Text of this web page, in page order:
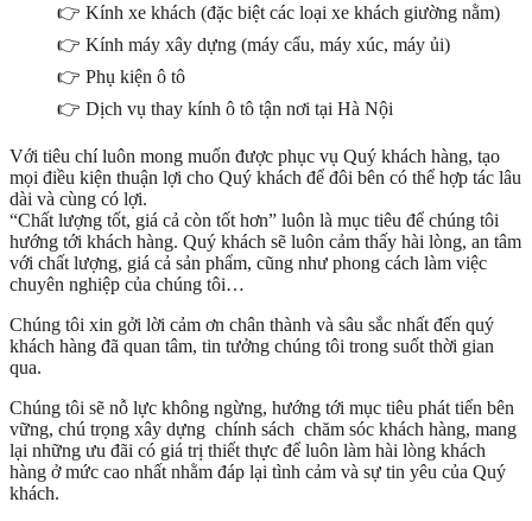
👉 Kính xe khách (đặc biệt các loại xe khách giường nằm)
👉 Kính máy xây dựng (máy cẩu, máy xúc, máy ủi)
👉 Phụ kiện ô tô
👉 Dịch vụ thay kính ô tô tận nơi tại Hà Nội
Với tiêu chí luôn mong muốn được phục vụ Quý khách hàng, tạo
mọi điều kiện thuận lợi cho Quý khách để đôi bên có thể hợp tác lâu
dài và cùng có lợi.
“Chất lượng tốt, giá cả còn tốt hơn” luôn là mục tiêu để chúng tôi
hướng tới khách hàng. Quý khách sẽ luôn cảm thấy hài lòng, an tâm
với chất lượng, giá cả sản phẩm, cũng như phong cách làm việc
chuyên nghiệp của chúng tôi…
Chúng tôi xin gởi lời cảm ơn chân thành và sâu sắc nhất đến quý
khách hàng đã quan tâm, tin tưởng chúng tôi trong suốt thời gian
qua.
Chúng tôi sẽ nỗ lực không ngừng, hướng tới mục tiêu phát tiển bên
vững, chú trọng xây dựng chính sách chăm sóc khách hàng, mang
lại những ưu đãi có giá trị thiết thực để luôn làm hài lòng khách
hàng ở mức cao nhất nhằm đáp lại tình cảm và sự tin yêu của Quý
khách.